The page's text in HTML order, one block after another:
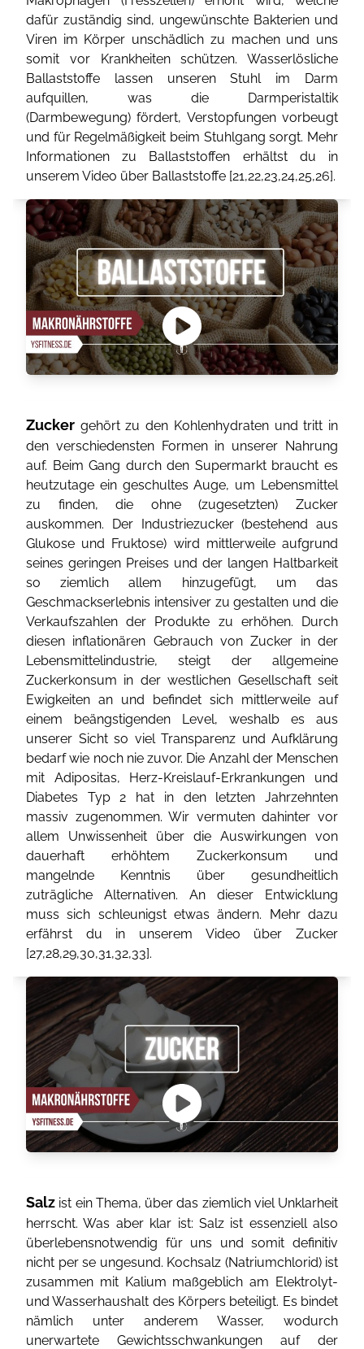
dafür zuständig sind, ungewünschte Bakterien und
Viren im Körper unschädlich zu machen und uns
somit vor Krankheiten schützen. Wasserlösliche
Ballaststoffe lassen unseren Stuhl im Darm
aufquillen, was die Darmperistaltik
(Darmbewegung) fördert, Verstopfungen vorbeugt
und für Regelmäßigkeit beim Stuhlgang sorgt. Mehr
Informationen zu Ballaststoffen erhältst du in
unserem Video über Ballaststoffe [21,22,23,24,25,26].
Zucker gehört zu den Kohlenhydraten und tritt in
den verschiedensten Formen in unserer Nahrung
auf. Beim Gang durch den Supermarkt braucht es
heutzutage ein geschultes Auge, um Lebensmittel
zu finden, die ohne (zugesetzten) Zucker
auskommen. Der Industriezucker (bestehend aus
Glukose und Fruktose) wird mittlerweile aufgrund
seines geringen Preises und der langen Haltbarkeit
so ziemlich allem hinzugefügt, um das
Geschmackserlebnis intensiver zu gestalten und die
Verkaufszahlen der Produkte zu erhöhen. Durch
diesen inflationären Gebrauch von Zucker in der
Lebensmittelindustrie, steigt der allgemeine
Zuckerkonsum in der westlichen Gesellschaft seit
Ewigkeiten an und befindet sich mittlerweile auf
einem beängstigenden Level, weshalb es aus
unserer Sicht so viel Transparenz und Aufklärung
bedarf wie noch nie zuvor. Die Anzahl der Menschen
mit Adipositas, Herz-Kreislauf-Erkrankungen und
Diabetes Typ 2 hat in den letzten Jahrzehnten
massiv zugenommen. Wir vermuten dahinter vor
allem Unwissenheit über die Auswirkungen von
dauerhaft erhöhtem Zuckerkonsum und
mangelnde Kenntnis über gesundheitlich
zuträgliche Alternativen. An dieser Entwicklung
muss sich schleunigst etwas ändern. Mehr dazu
erfährst du in unserem Video über Zucker
[27,28,29,30,31,32,33].
Salz ist ein Thema, über das ziemlich viel Unklarheit
herrscht. Was aber klar ist: Salz ist essenziell also
überlebensnotwendig für uns und somit definitiv
nicht per se ungesund. Kochsalz (Natriumchlorid) ist
zusammen mit Kalium maßgeblich am Elektrolyt-
und Wasserhaushalt des Körpers beteiligt. Es bindet
nämlich unter anderem Wasser, wodurch
unerwartete Gewichtsschwankungen auf der